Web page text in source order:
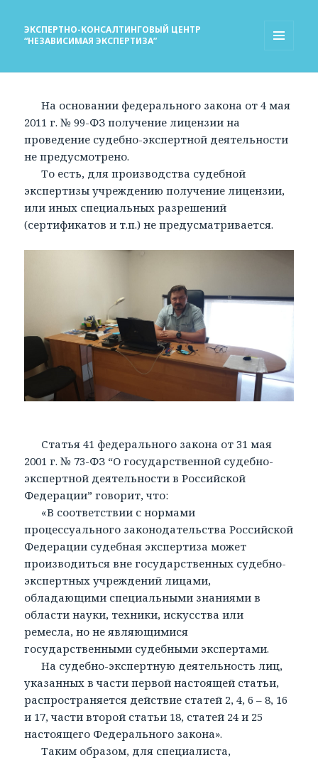
ЭКСПЕРТНО-КОНСАЛТИНГОВЫЙ ЦЕНТР
“НЕЗАВИСИМАЯ ЭКСПЕРТИЗА”
На основании федерального закона от 4 мая
2011 г. № 99-ФЗ получение лицензии на
проведение судебно-экспертной деятельности
не предусмотрено.
То есть, для производства судебной
экспертизы учреждению получение лицензии,
или иных специальных разрешений
(сертификатов и т.п.) не предусматривается.
Статья 41 федерального закона от 31 мая
2001 г. № 73-ФЗ “О государственной судебно-
экспертной деятельности в Российской
Федерации” говорит, что:
«В соответствии с нормами
процессуального законодательства Российской
Федерации судебная экспертиза может
производиться вне государственных судебно-
экспертных учреждений лицами,
обладающими специальными знаниями в
области науки, техники, искусства или
ремесла, но не являющимися
государственными судебными экспертами.
На судебно-экспертную деятельность лиц,
указанных в части первой настоящей статьи,
распространяется действие статей 2, 4, 6 – 8, 16
и 17, части второй статьи 18, статей 24 и 25
настоящего Федерального закона».
Таким образом, для специалиста,